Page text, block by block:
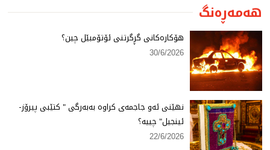
هەمەڕەنگ
هۆكارەكانی گڕگرتنی ئۆتۆمبێل چین؟
30/6/2026
نهێنی ئەو جاجمەی كراوە بەبەرگی " كتێبی پیرۆز-
ئینجیل" چییە؟
22/6/2026